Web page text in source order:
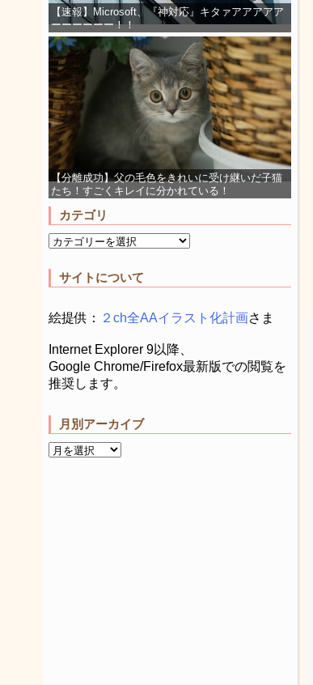
【速報】Microsoft、『神対応』キタァアアアアア
ーーーーーー！！
【分離成功】父の毛色をきれいに受け継いだ子猫
たち！すごくキレイに分かれている！
カテゴリ
サイトについて
絵提供： ２ch全AAイラスト化計画さま
Internet Explorer 9以降、
Google Chrome/Firefox最新版での閲覧を
推奨します。
月別アーカイブ